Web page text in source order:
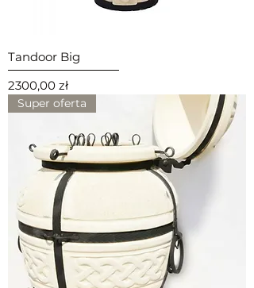
Tandoor Big
Cena
2300,00 zł
Super oferta